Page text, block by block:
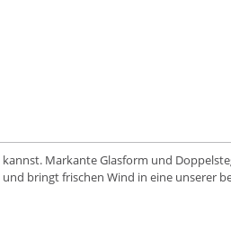
Markante Glasform und
bringt frischen Wind in eine unserer